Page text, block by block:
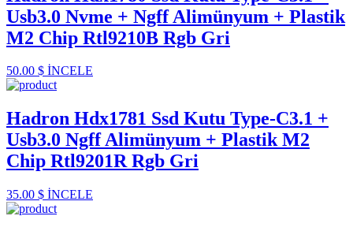
Usb3.0 Nvme + Ngff Alimünyum + Plastik
M2 Chip Rtl9210B Rgb Gri
50.00 $ İNCELE
Hadron Hdx1781 Ssd Kutu Type-C3.1 +
Usb3.0 Ngff Alimünyum + Plastik M2
Chip Rtl9201R Rgb Gri
35.00 $ İNCELE